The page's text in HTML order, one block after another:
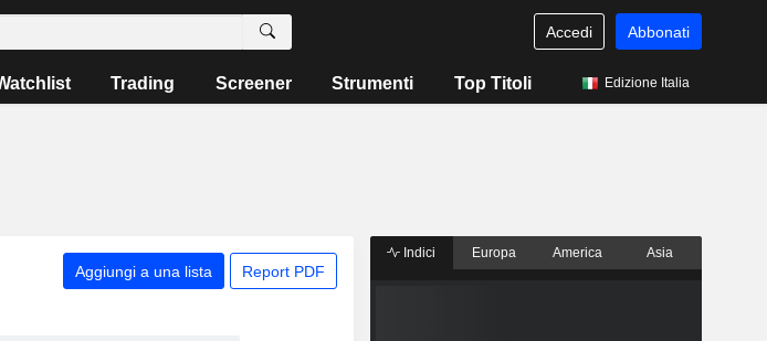
Accedi Abbonati
Trading Screener Strumenti Top Titoli Edizione Italia
Aggiungi a una lista Report PDF
Indici Europa America Asia